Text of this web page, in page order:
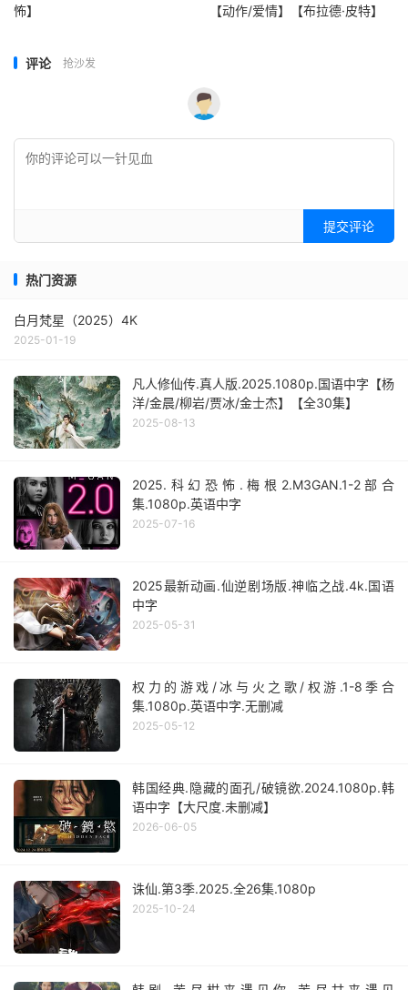
怖】
【动作/爱情】【布拉德·皮特】
评论 抢沙发
提交评论
热门资源
白月梵星（2025）4K
2025-01-19
凡人修仙传.真人版.2025.1080p.国语中字【杨
洋/金晨/柳岩/贾冰/金士杰】【全30集】
2025-08-13
2025.科幻恐怖.梅根2.M3GAN.1-2部合
集.1080p.英语中字
2025-07-16
2025最新动画.仙逆剧场版.神临之战.4k.国语
中字
2025-05-31
权力的游戏/冰与火之歌/权游.1-8季合
集.1080p.英语中字.无删减
2025-05-12
韩国经典.隐藏的面孔/破镜欲.2024.1080p.韩
语中字【大尺度.未删减】
2026-06-05
诛仙.第3季.2025.全26集.1080p
2025-10-24